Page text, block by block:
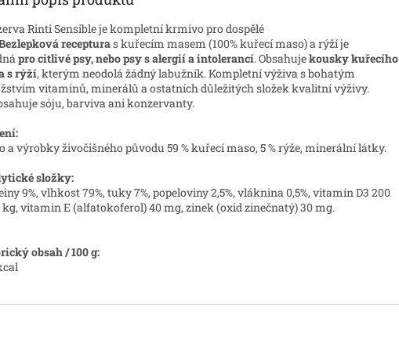
Rinti Sensible je kompletní krmivo pro dospělé
recepturas kuřecím masem (100% kuřecí maso) a rýží je
procitlivé psy, nebo psy s alergií a intolerancí. Obsahujekousky kuřecího
s rýží, kterým neodolá žádný labužník. Kompletní výživa s bohatým
vitaminů, minerálů a ostatních důležitých složek kvalitní výživy.
sóju, barviva ani konzervanty.
a výrobky živočišného původu 59 % kuřecí maso, 5 % rýže, minerální látky.
složky:
9%, vlhkost 79%, tuky 7%, popeloviny 2,5%, vláknina 0,5%, vitamín D3 200
vitamin E (alfatokoferol) 40 mg, zinek (oxid zinečnatý) 30 mg.
obsah / 100 g: